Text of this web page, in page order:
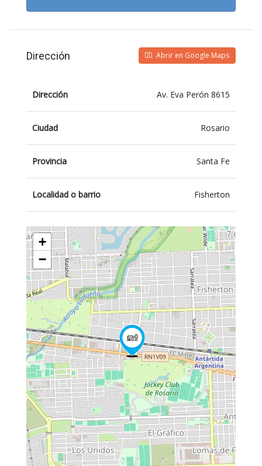
Dirección Abrir en Google Maps
Dirección Av. Eva Perón 8615
Ciudad Rosario
Provincia Santa Fe
Localidad o barrio Fisherton
+
−